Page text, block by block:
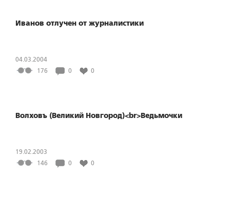
Иванов отлучен от журналистики
04.03.2004
176
0 0
Волховъ (Великий Новгород)<br>Ведьмочки
19.02.2003
146
0 0